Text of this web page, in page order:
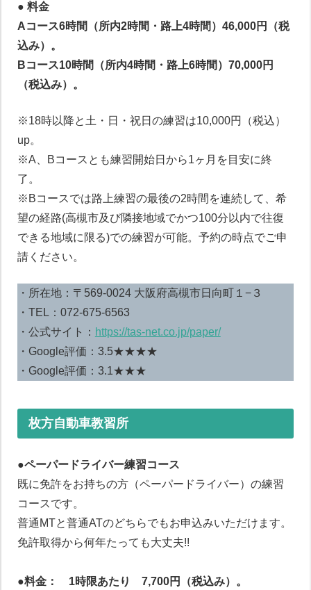
● 料金
Aコース6時間（所内2時間・路上4時間）46,000円（税
込み）。
Bコース10時間（所内4時間・路上6時間）70,000円
（税込み）。
※18時以降と土・日・祝日の練習は10,000円（税込）
up。
※A、Bコースとも練習開始日から1ヶ月を目安に終
了。
※Bコースでは路上練習の最後の2時間を連続して、希
望の経路(高槻市及び隣接地域でかつ100分以内で往復
できる地域に限る)での練習が可能。予約の時点でご申
請ください。
・所在地：〒569-0024 大阪府高槻市日向町１−３
・TEL：072-675-6563
・公式サイト： https://tas-net.co.jp/paper/
・Google評価：3.5★★★★
・Google評価：3.1★★★
枚方自動車教習所
●ペーパードライバー練習コース
既に免許をお持ちの方（ペーパードライバー）の練習
コースです。
普通MTと普通ATのどちらでもお申込みいただけます。
免許取得から何年たっても大丈夫!!
●料金： 1時限あたり 7,700円 （税込み）。